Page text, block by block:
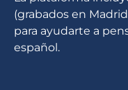
(grabados en
para ayudarte a
español.